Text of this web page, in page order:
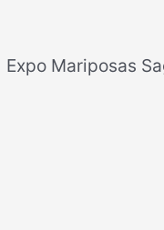
Expo Mariposas